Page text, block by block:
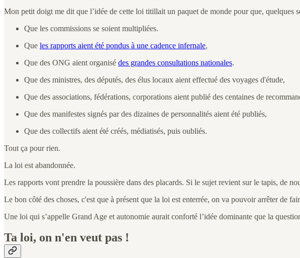
Mon petit doigt me dit que l’idée de cette loi titillait un paquet de monde pour que, quelques
Que les commissions se soient multipliées.
Que les rapports aient été pondus à une cadence infernale,
Que des ONG aient organisé des grandes consultations nationales.
Que des ministres, des députés, des élus locaux aient effectué des voyages d'étude,
Que des associations, fédérations, corporations aient publié des centaines de
Que des manifestes signés par des dizaines de personnalités aient été publiés,
Que des collectifs aient été créés, médiatisés, puis oubliés.
Tout ça pour rien.
La loi est abandonnée.
Les rapports vont prendre la poussière dans des placards. Si le sujet revient sur le tapis, de
Le bon côté des choses, c'est que à présent que la loi est enterrée, on va pouvoir arrêter de
Une loi qui s’appelle Grand Age et autonomie aurait conforté l’idée dominante que la
Ta loi, on n'en veut pas !